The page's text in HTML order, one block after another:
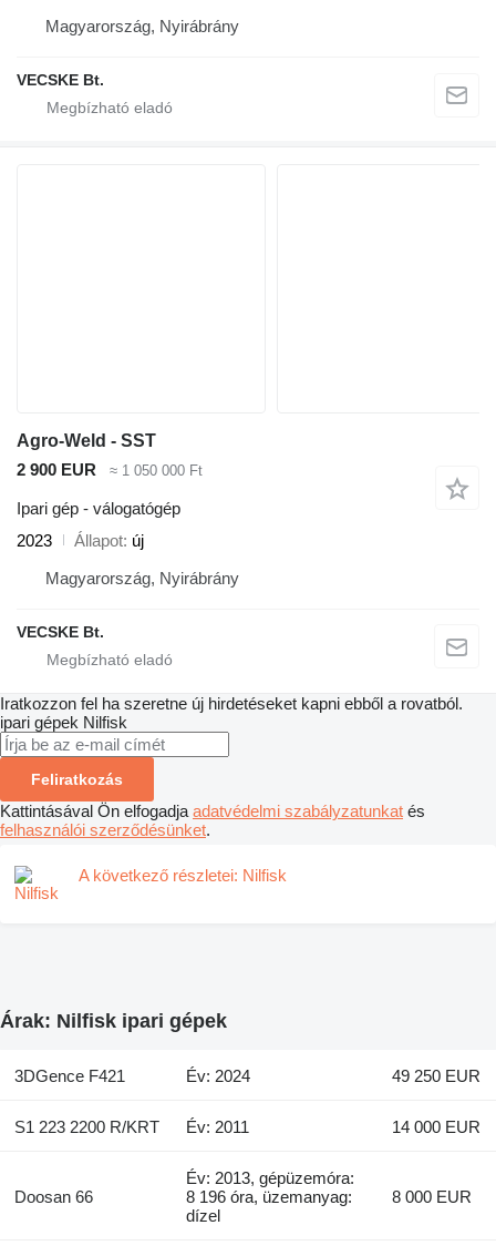
Magyarország, Nyirábrány
VECSKE Bt.
Agro-Weld - SST
2 900 EUR
≈ 1 050 000 Ft
Ipari gép - válogatógép
2023
Állapot új
Magyarország, Nyirábrány
VECSKE Bt.
Iratkozzon fel ha szeretne új hirdetéseket kapni ebből a rovatból.
ipari gépek Nilfisk
Feliratkozás
Kattintásával Ön elfogadja adatvédelmi szabályzatunkat és
felhasználói szerződésünket.
A következő részletei: Nilfisk
Árak: Nilfisk ipari gépek
3DGence F421 Év: 2024 49 250 EUR
S1 223 2200 R/KRT Év: 2011 14 000 EUR
Doosan 66
Év: 2013, gépüzemóra:
8 196 óra, üzemanyag:
dízel
8 000 EUR